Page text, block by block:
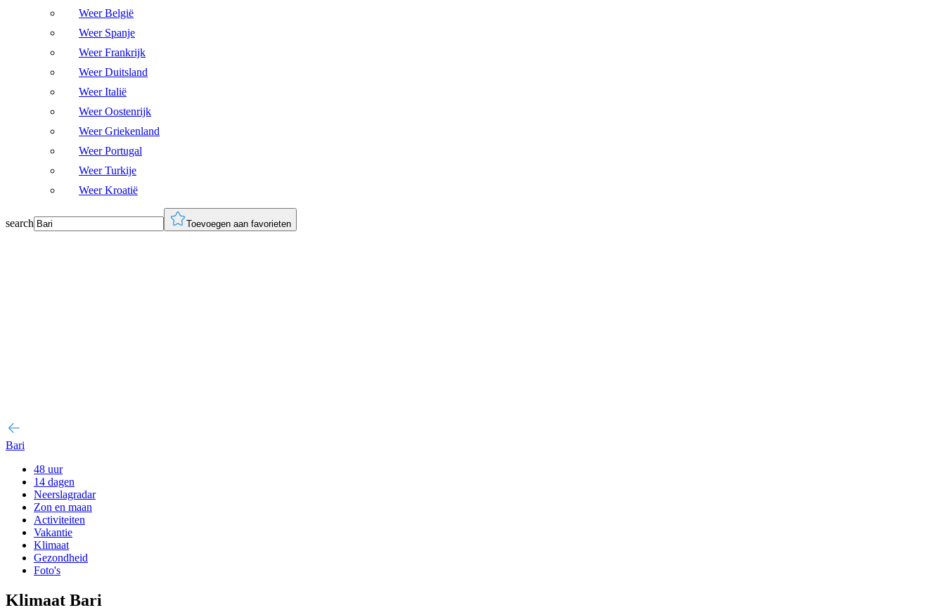
Weer België
Weer Spanje
Weer Frankrijk
Weer Duitsland
Weer Italië
Weer Oostenrijk
Weer Griekenland
Weer Portugal
Weer Turkije
Weer Kroatië
search Toevoegen aan favorieten
Bari
48 uur
14 dagen
Neerslagradar
Zon en maan
Activiteiten
Vakantie
Klimaat
Gezondheid
Foto's
Klimaat Bari